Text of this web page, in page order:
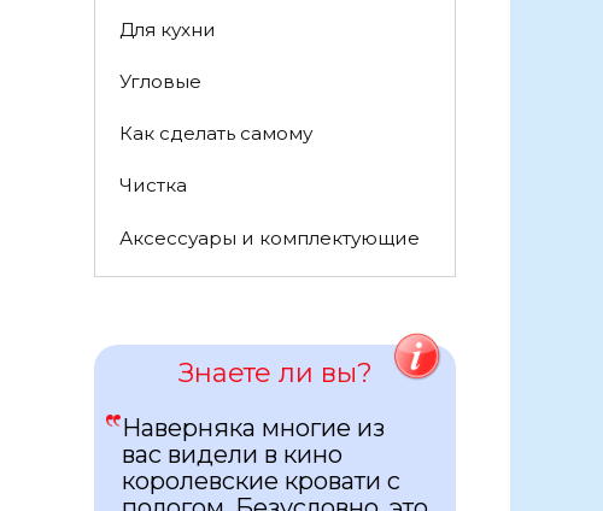
Для кухни
Угловые
Как сделать самому
Чистка
Аксессуары и комплектующие
Знаете ли вы?
Наверняка многие из
вас видели в кино
королевские кровати с